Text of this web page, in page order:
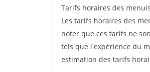
Tarifs horaires des
Les tarifs horaires des
noter que ces tarifs ne
tels que l'expérience du
estimation des tarifs